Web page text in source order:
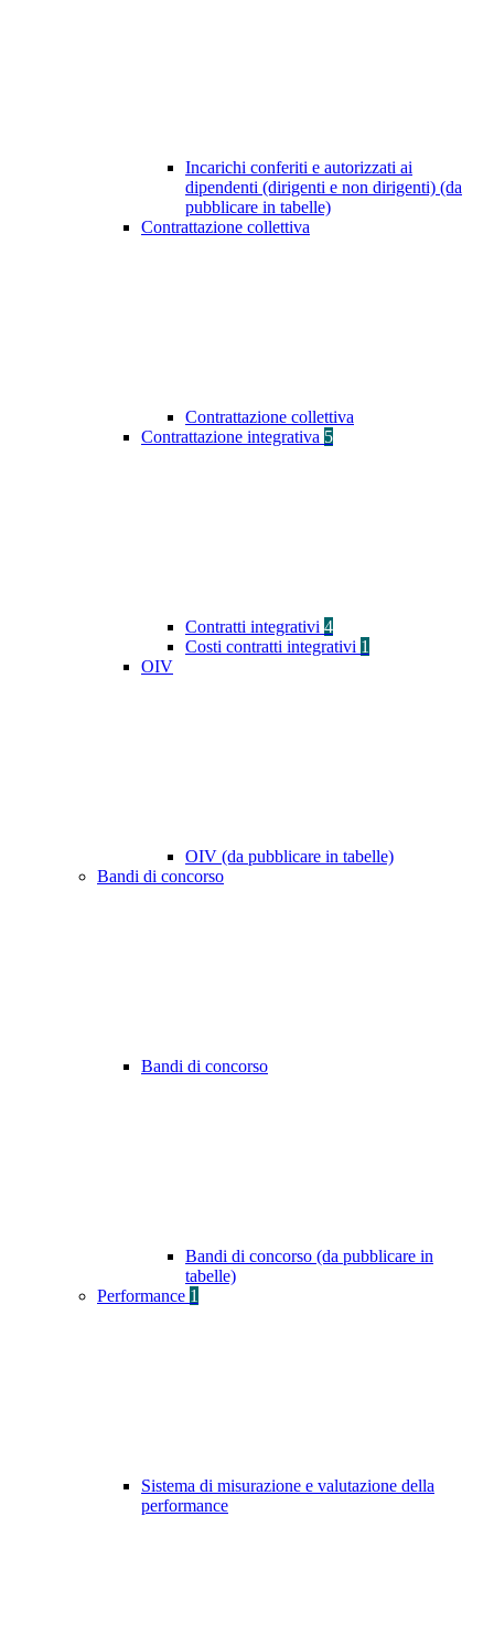
Incarichi conferiti e autorizzati ai
dipendenti (dirigenti e non dirigenti) (da
pubblicare in tabelle)
Contrattazione collettiva
Contrattazione collettiva
Contrattazione integrativa 5
Contratti integrativi 4
Costi contratti integrativi 1
OIV
OIV (da pubblicare in tabelle)
Bandi di concorso
Bandi di concorso
Bandi di concorso (da pubblicare in
tabelle)
Performance 1
Sistema di misurazione e valutazione della
performance